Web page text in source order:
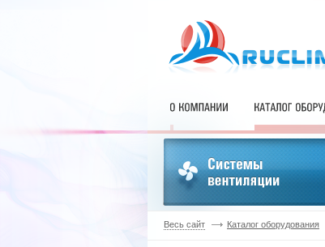
Весь сайт Каталог оборудования